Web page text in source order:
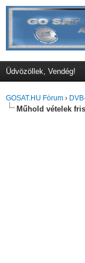
Üdvözöllek, Vendég!
GOSAT.HU Fórum ›
Műhold vételek